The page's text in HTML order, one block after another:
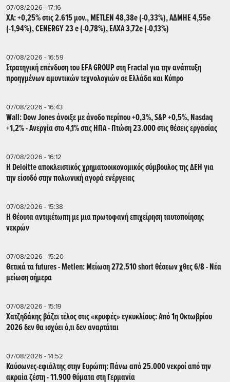
07/08/2026 - 17:16
ΧΑ: +0,25% στις 2.615 μον., METLEN 48,38e (-0,33%), ΑΔΜΗΕ 4,55e
(-1,94%), CENERGY 23 e (-0,78%), ΕΛΧΑ 3,72e (-0,13%)
07/08/2026 - 16:59
Στρατηγική επένδυση του EFA GROUP στη Fractal για την ανάπτυξη
προηγμένων αμυντικών τεχνολογιών σε Ελλάδα και Κύπρο
07/08/2026 - 16:43
Wall: Dow Jones άνοιξε με άνοδο περίπου +0,3%, S&P +0,5%, Nasdaq
+1,2% - Ανεργία στο 4,1% στις ΗΠΑ - Πτώση 23.000 στις θέσεις εργασίας
07/08/2026 - 16:12
Η Deloitte αποκλειστικός χρηματοοικονομικός σύμβουλος της ΔΕΗ για
την είσοδό στην πολωνική αγορά ενέργειας
07/08/2026 - 15:38
Η Θέουτα αντιμέτωπη με μια πρωτοφανή επιχείρηση ταυτοποίησης
νεκρών
07/08/2026 - 15:20
Θετικά τα futures - Metlen: Μείωση 272.510 short θέσεων χθες 6/8 - Νέα
μείωση σήμερα
07/08/2026 - 15:19
Χατζηδάκης βάζει τέλος στις «κρυφές» εγκυκλίους: Από 1η Οκτωβρίου
2026 δεν θα ισχύει ό,τι δεν αναρτάται
07/08/2026 - 14:52
Καύσωνες-εφιάλτης στην Ευρώπη: Πάνω από 25.000 νεκροί από την
ακραία ζέστη - 11.900 θύματα στη Γερμανία